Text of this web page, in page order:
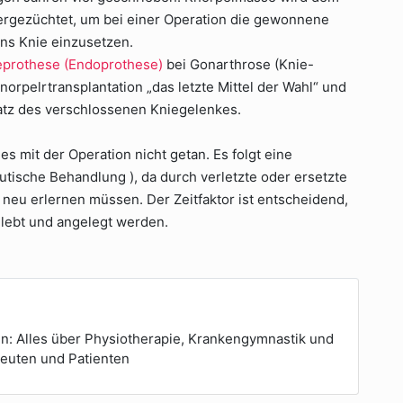
um bei einer Operation die gewonnene
Knie einzusetzen.
(Endoprothese) bei Gonarthrose (Knie-
„das letzte Mittel der Wahl“ und
des verschlossenen Kniegelenkes.
mit der Operation nicht getan. Es folgt eine
Behandlung ), da durch verletzte oder ersetzte
erlernen müssen. Der Zeitfaktor ist entscheidend,
und angelegt werden.
Alles über Physiotherapie, Krankengymnastik und
und Patienten